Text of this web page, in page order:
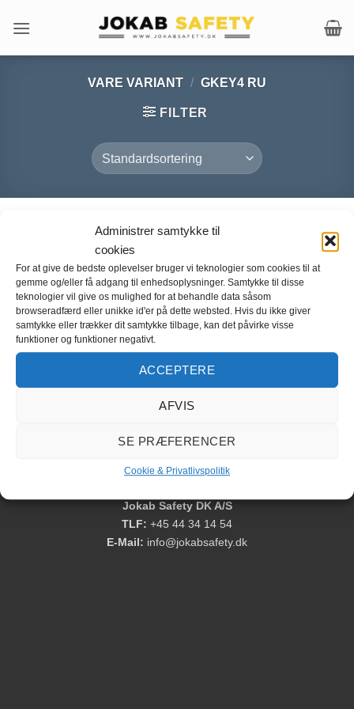
Administrer samtykke til
cookies
For at give de bedste oplevelser bruger vi teknologier som cookies til at
gemme og/eller få adgang til enhedsoplysninger. Samtykke til disse
teknologier vil give os mulighed for at behandle data såsom
browseradfærd eller unikke id'er på dette websted. Hvis du ikke giver
samtykke eller trækker dit samtykke tilbage, kan det påvirke visse
funktioner og funktioner negativt.
ACCEPTERE
AFVIS
SE PRÆFERENCER
Cookie & Privatlivspolitik
VARE VARIANT / GKEY4 RU
FILTER
GKey4 lågekontakt med lås
Jokab Safety DK A/S
TLF: +45 44 34 14 54
E-Mail: info@jokabsafety.dk